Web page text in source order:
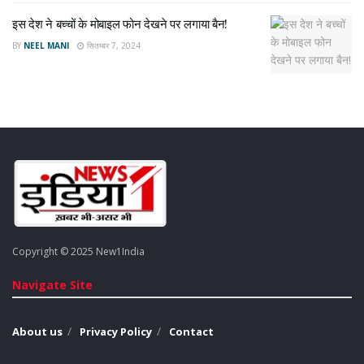
Girl body found in fridge
Latest News
latest news in hindi
इस देश ने बच्चों के मोबाइल फोन देखने पर लगाया बैन!
BY NEEL MANI सितम्बर 7, 2024
Copyright © 2025 New1India
Navigate Site
About us Privacy Policy Contact